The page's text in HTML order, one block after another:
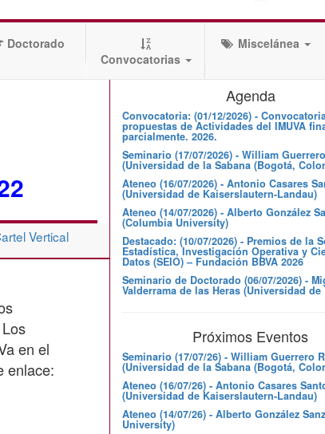
Doctorado
Convocatorias
Miscelánea
Vertical
en el
enlace:
Agenda
Convocatoria: (01/12/2026) -
propuestas de Actividades del IMUVA
parcialmente. 2026.
Seminario (17/07/2026) - William
(Universidad de la Sabana (Bogotá,
Ateneo (16/07/2026) - Antonio Casares
(Universidad de Kaiserslautern-Landau)
Ateneo (14/07/2026) - Alberto González
(Columbia University)
Destacado: (10/07/2026) - Premios de la
Estadística, Investigación Operativa y
Datos (SEIO) – Fundación BBVA 2026
Seminario de Doctorado (06/07/2026) -
Valderrama de las Heras (Universidad
Próximos Eventos
Seminario (17/07/26) - William Guerrero
(Universidad de la Sabana (Bogotá,
Ateneo (16/07/26) - Antonio Casares
(Universidad de Kaiserslautern-Landau)
Ateneo (14/07/26) - Alberto González
University)